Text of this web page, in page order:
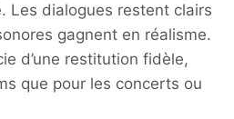
Les dialogues restent clairs
gagnent en réalisme.
d’une restitution fidèle,
que pour les concerts ou